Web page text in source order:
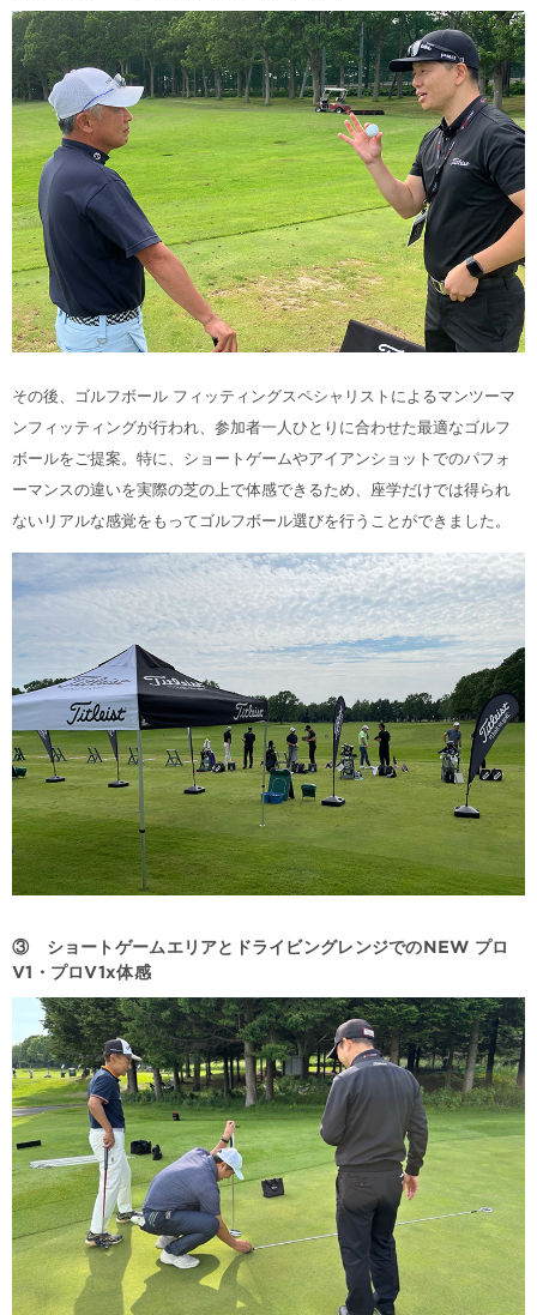
その後、ゴルフボール フィッティングスペシャリストによるマンツーマ
ンフィッティングが行われ、参加者一人ひとりに合わせた最適なゴルフ
ボールをご提案。特に、ショートゲームやアイアンショットでのパフォ
ーマンスの違いを実際の芝の上で体感できるため、座学だけでは得られ
ないリアルな感覚をもってゴルフボール選びを行うことができました。
③ ショートゲームエリアとドライビングレンジでのNEW プロ
V1・プロV1x体感